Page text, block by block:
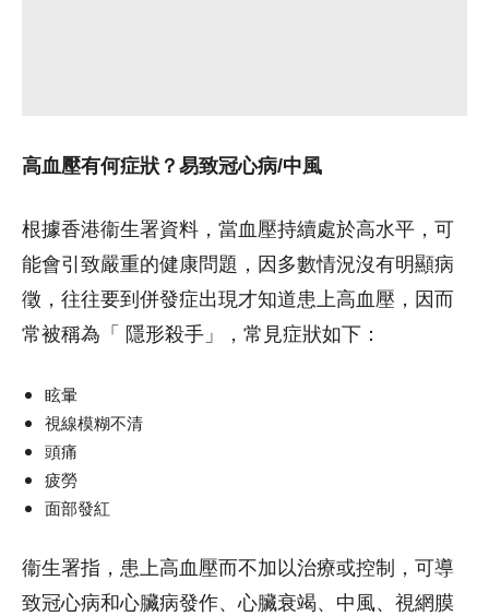
高血壓有何症狀？易致冠心病/中風
根據香港衞生署資料，當血壓持續處於高水平，可
能會引致嚴重的健康問題，因多數情況沒有明顯病
徵，往往要到併發症出現才知道患上高血壓，因而
常被稱為「 隱形殺手」，常見症狀如下：
眩暈
視線模糊不清
頭痛
疲勞
面部發紅
衞生署指，患上高血壓而不加以治療或控制，可導
致冠心病和心臟病發作、心臟衰竭、中風、視網膜